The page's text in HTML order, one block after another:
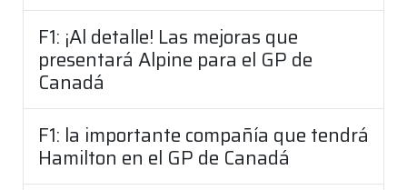
F1: ¡Al detalle! Las mejoras que
presentará Alpine para el GP de
Canadá
F1: la importante compañía que tendrá
Hamilton en el GP de Canadá